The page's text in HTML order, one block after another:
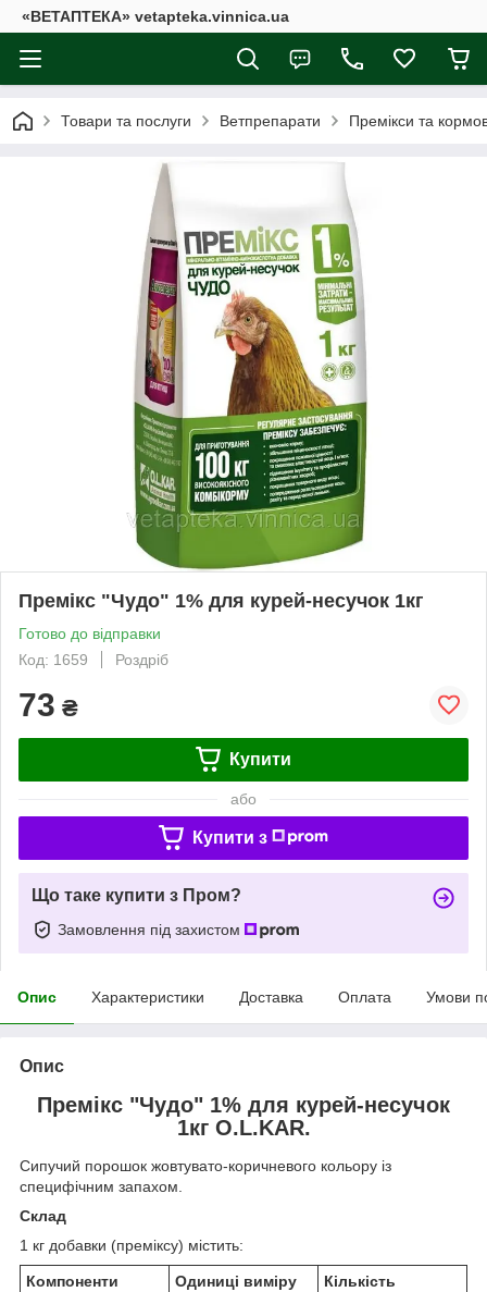
«ВЕТАПТЕКА» vetapteka.vinnica.ua
Товари та послуги Ветпрепарати Премікси та
Премікс "Чудо" 1% для курей-несучок 1кг
Готово до відправки
Код: 1659
Роздріб
73 ₴
Купити
або
Купити з
Що таке купити з Пром?
Замовлення під захистом
Опис Характеристики Доставка Оплата Умови
Опис
Премікс "Чудо" 1% для курей-несучок
1кг O.L.KAR.
Сипучий порошок жовтувато-коричневого кольору із
специфічним запахом.
Склад
1 кг добавки (преміксу) містить:
Компоненти Одиниці виміру
Кількість